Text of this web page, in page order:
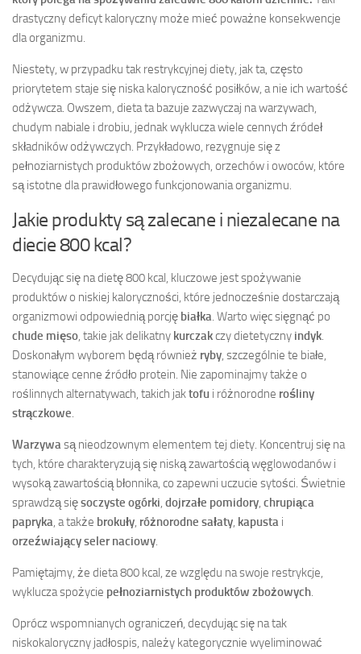
drastyczny deficyt kaloryczny może mieć poważne konsekwencje
dla organizmu.
Niestety, w przypadku tak restrykcyjnej diety, jak ta, często
priorytetem staje się niska kaloryczność posiłków, a nie ich wartość
odżywcza. Owszem, dieta ta bazuje zazwyczaj na warzywach,
chudym nabiale i drobiu, jednak wyklucza wiele cennych źródeł
składników odżywczych. Przykładowo, rezygnuje się z
pełnoziarnistych produktów zbożowych, orzechów i owoców, które
są istotne dla prawidłowego funkcjonowania organizmu.
Jakie produkty są zalecane i niezalecane na
diecie 800 kcal?
Decydując się na dietę 800 kcal, kluczowe jest spożywanie
produktów o niskiej kaloryczności, które jednocześnie dostarczają
organizmowi odpowiednią porcję białka. Warto więc sięgnąć po
chude mięso, takie jak delikatny kurczakczy dietetyczny indyk.
Doskonałym wyborem będą również ryby, szczególnie te białe,
stanowiące cenne źródło protein. Nie zapominajmy także o
roślinnych alternatywach, takich jaktofu i różnorodne rośliny
strączkowe.
Warzywasą nieodzownym elementem tej diety. Koncentruj się na
tych, które charakteryzują się niską zawartością węglowodanów i
wysoką zawartością błonnika, co zapewni uczucie sytości. Świetnie
sprawdzą sięsoczyste ogórki, dojrzałe pomidory, chrupiąca
papryka, a także brokuły, różnorodne sałaty, kapusta i
orzeźwiający seler naciowy.
Pamiętajmy, że dieta 800 kcal, ze względu na swoje restrykcje,
wyklucza spożycie pełnoziarnistych produktów zbożowych.
Oprócz wspomnianych ograniczeń, decydując się na tak
niskokaloryczny jadłospis, należy kategorycznie wyeliminować